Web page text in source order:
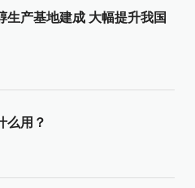
生产基地建成 大幅提升我国
么用？